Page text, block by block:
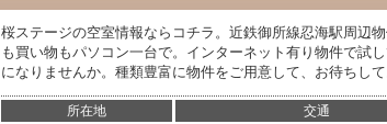
桜ステージの空室情報ならコチラ。近鉄御所線忍海駅周辺
も買い物もパソコン一台で。インターネット有り物件で試
になりませんか。種類豊富に物件をご用意して、お待ちして
所在地 交通